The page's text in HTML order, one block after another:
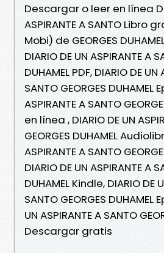
Descargar o leer en línea
ASPIRANTE A SANTO Libro
Mobi) de GEORGES
DIARIO DE UN ASPIRANTE A
DUHAMEL PDF, DIARIO DE UN
SANTO GEORGES DUHAMEL
ASPIRANTE A SANTO
en línea , DIARIO DE UN
GEORGES DUHAMEL
ASPIRANTE A SANTO
DIARIO DE UN ASPIRANTE A
DUHAMEL Kindle, DIARIO DE
SANTO GEORGES DUHAMEL
UN ASPIRANTE A SANTO
Descargar gratis